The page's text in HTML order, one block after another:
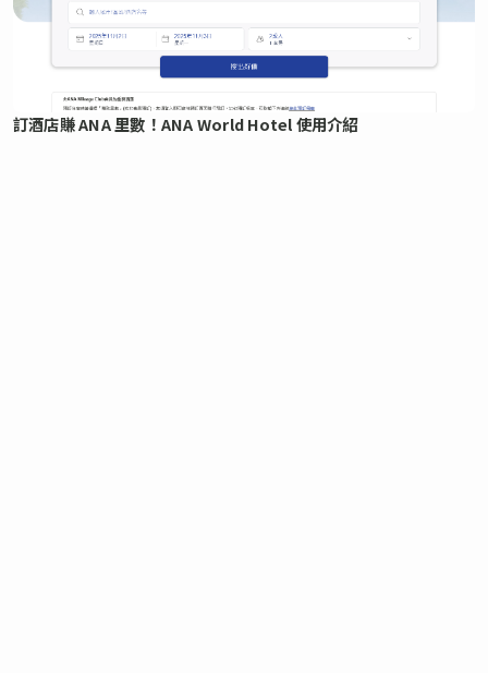
訂酒店賺 ANA 里數！ANA World Hotel 使用介紹